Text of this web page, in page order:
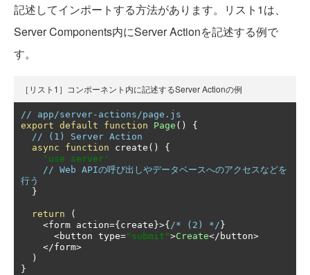
記述してインポートする方法があります。リスト1は、
Server Components内にServer Actionを記述する例で
す。
［リスト1］コンポーネント内に記述するServer Actionの例
// app/server-actions/page.js
export default function Page ()
{
// (1) Server Action
async
function create ()
{
'use server'
// Web APIの呼び出しやデータベースへのアクセスなどを
行う
}
return
(
<form action={ create }>{ /* (2) */ }
<button type="submit">Create</ button>
</form>
)
}